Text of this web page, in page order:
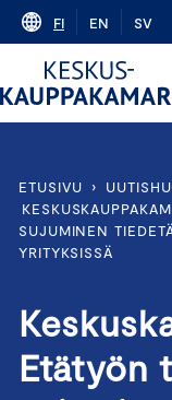
Skip
content
FI EN SV
ETUSIVU ›
SUJUMINEN
YRITYKSISSÄ
Etätyön